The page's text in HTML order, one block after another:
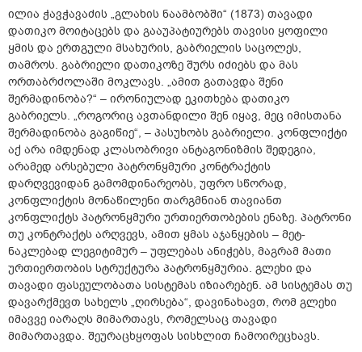
ილია ჭავჭავაძის „გლახის ნაამბობში“ (1873) თავადი
დათიკო მოიტაცებს და გააუპატიურებს თავისი ყოფილი
ყმის და ერთგული მსახურის, გაბრიელის საცოლეს,
თამროს. გაბრიელი დათიკოზე შურს იძიებს და მას
ორთაბრძოლაში მოკლავს. „ამით გათავდა შენი
შერმადინობა?“ – ირონიულად ეკითხება დათიკო
გაბრიელს. „როგორიც ავთანდილი შენ იყავ, მეც იმისთანა
შერმადინობა გაგიწიე“, – პასუხობს გაბრიელი. კონფლიქტი
აქ არა იმდენად კლასობრივი ანტაგონიზმის შედეგია,
არამედ არსებული პატრონყმური კონტრაქტის
დარღვევიდან გამომდინარეობს, უფრო სწორად,
კონფლიქტის მონაწილენი თარგმნიან თავიანთ
კონფლიქტს პატრონყმური ურთიერთობების ენაზე. პატრონი
თუ კონტრაქტს არღვევს, ამით ყმას აჯანყების – მეტ-
ნაკლებად ლეგიტიმურ – უფლებას ანიჭებს, მაგრამ მათი
ურთიერთობის სტრუქტურა პატრონყმურია. გლეხი და
თავადი ფასეულობათა სისტემას იზიარებენ. ამ სისტემას თუ
დავარქმევთ სახელს „ღირსება“, დავინახავთ, რომ გლეხი
იმავვე იარაღს მიმართავს, რომელსაც თავადი
მიმართავდა. შეურაცხყოფას სისხლით ჩამოირეცხავს.